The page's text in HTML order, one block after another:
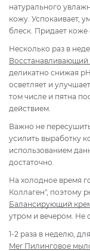
натурального
кожу. Успокаивает,
блеск. Придает
Несколько раз в
Восстанавливающий
деликатно снижая
осветляет и
том числе и пятна
действием.
Важно не
усилить выработку
использованием
достаточно.
На холодное время
Коллаген", поэтому
Балансирующий
утром и вечером. Не
1-2 раза в неделю,
Mer Пилинговое